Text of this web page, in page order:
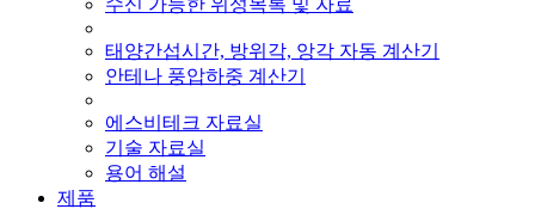
수신 가능한 위성목록 및 자료
태양간섭시간, 방위각, 앙각 자동 계산기
안테나 풍압하중 계산기
에스비테크 자료실
기술 자료실
용어 해설
제품